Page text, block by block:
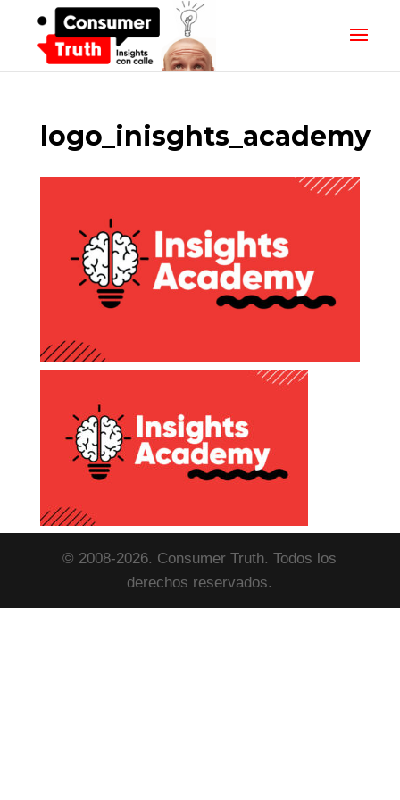
logo_inisghts_academy
© 2008-2026. Consumer Truth. Todos los
derechos reservados.